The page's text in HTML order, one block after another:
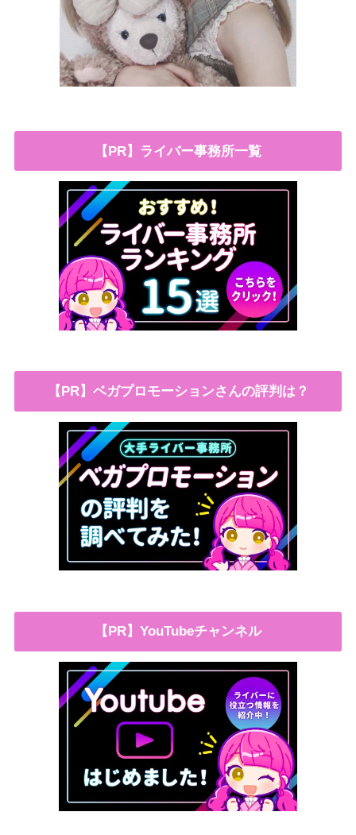
【PR】ライバー事務所一覧
【PR】ベガプロモーションさんの評判は？
【PR】YouTubeチャンネル